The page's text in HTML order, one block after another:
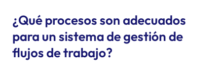
¿Qué procesos son adecuados
para un sistema de gestión de
flujos de trabajo?